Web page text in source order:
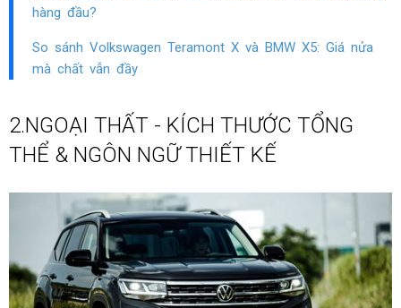
hàng đầu?
So sánh Volkswagen Teramont X và BMW X5: Giá nửa
mà chất vẫn đầy
2.NGOẠI THẤT - KÍCH THƯỚC TỔNG
THỂ & NGÔN NGỮ THIẾT KẾ